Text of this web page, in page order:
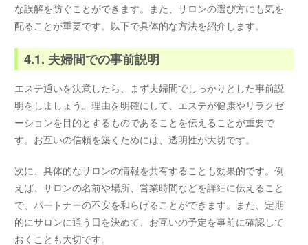
な誤解を防ぐことができます。また、サロンの選び方にも気を
配ることが重要です。以下で具体的な方法を紹介します。
4.1. 夫婦間での事前説明
エステ通いを決意したら、まず夫婦間でしっかりとした事前説
明をしましょう。理由を明確にして、エステが健康やリラクゼ
ーションを目的とするものであることを伝えることが重要で
す。お互いの信頼を築くためには、透明性が大切です。
次に、具体的なサロンの情報を共有することも効果的です。例
えば、サロンの名前や場所、営業時間などを詳細に伝えること
で、パートナーの不安を和らげることができます。また、定期
的にサロンに通う日を決めて、お互いの予定を事前に確認して
おくことも大切です。